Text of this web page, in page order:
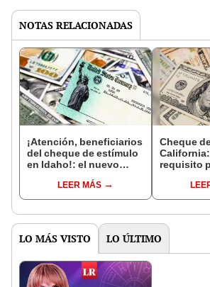
NOTAS RELACIONADAS
¡Atención, beneficiarios
del cheque de estímulo
en Idaho!: el nuevo
pagos en 2025
LEER MÁS
Cheque
requisito
hasta
UU. este
LO MÁS VISTO LO ÚLTIMO